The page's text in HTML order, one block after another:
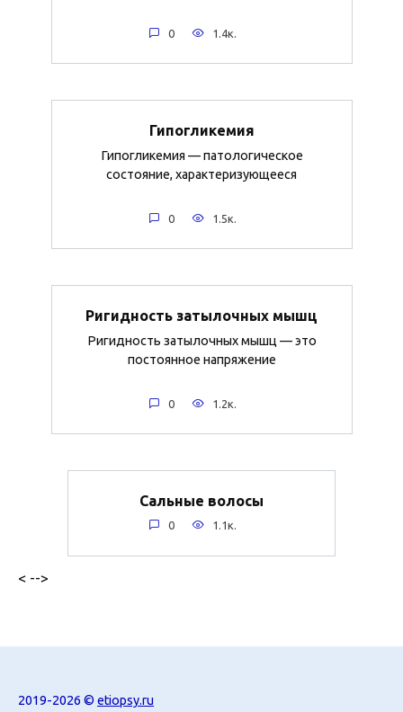
0 1.4к.
Гипогликемия
Гипогликемия — патологическое
состояние, характеризующееся
0 1.5к.
Ригидность затылочных мышц
Ригидность затылочных мышц — это
постоянное напряжение
0 1.2к.
Сальные волосы
0 1.1к.
< -->
2019-2026 © etiopsy.ru